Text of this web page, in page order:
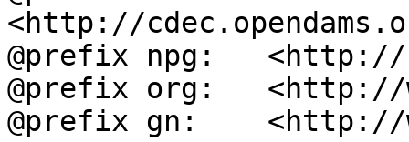
<http://
@prefix npg:   <http://
@prefix org:   <http://
@prefix gn:    <http://